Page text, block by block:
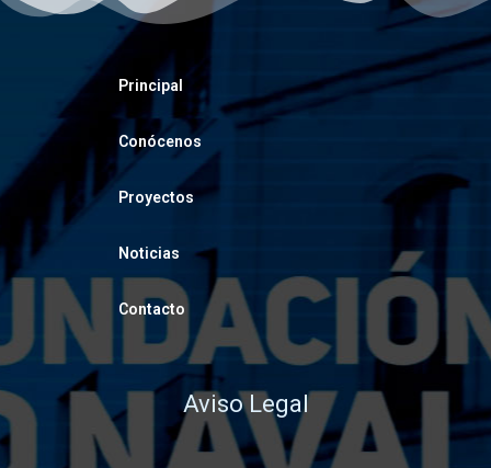
Principal
Conócenos
Proyectos
Noticias
Contacto
Aviso Legal